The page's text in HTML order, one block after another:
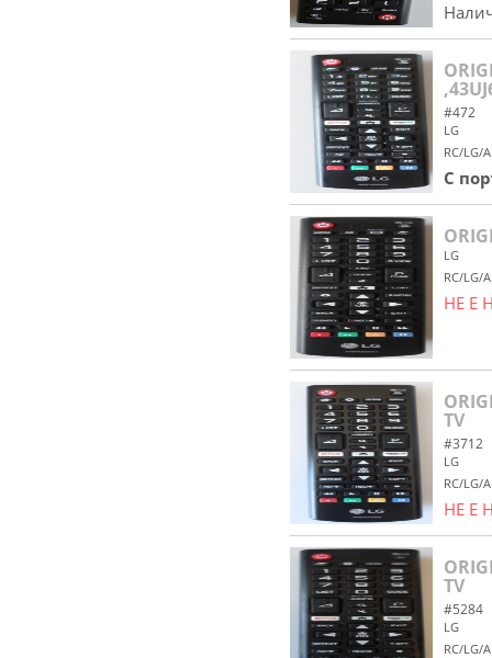
#472
LG
RC/LG/
С
LG
RC/LG/
НЕ Е
TV
#3712
LG
RC/LG/
НЕ Е
TV
#5284
LG
RC/LG/